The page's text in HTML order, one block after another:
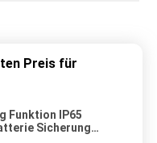
Preis für
Funktion IP65
Sicherung